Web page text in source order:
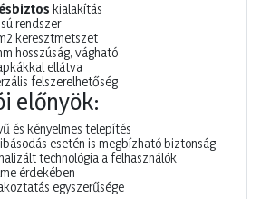
kialakítás
rendszer
keresztmetszet
hosszúság, vágható
ellátva
felszerelhetőség
előnyök:
és kényelmes telepítés
esetén is megbízható biztonság
technológia a felhasználók
érdekében
egyszerűsége